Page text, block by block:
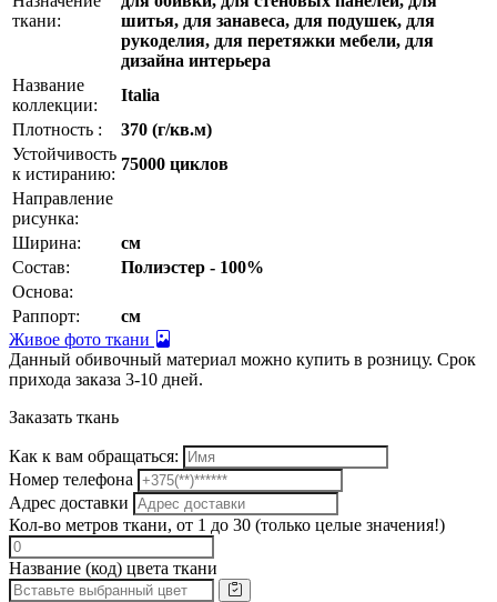
ткани:
шитья, для занавеса, для подушек, для
рукоделия, для перетяжки мебели, для
дизайна интерьера
Название
коллекции:
Italia
Плотность :
370 (г/кв.м)
Устойчивость
к истиранию:
75000 циклов
Направление
рисунка:
Ширина:
см
Состав:
Полиэстер - 100%
Основа:
Раппорт:
см
Живое фото ткани
Данный обивочный материал можно купить в розницу. Срок
прихода заказа 3-10 дней.
Заказать ткань
Как к вам обращаться:
Номер телефона
Адрес доставки
Кол-во метров ткани, от 1 до 30 (только целые значения!)
Название (код) цвета ткани